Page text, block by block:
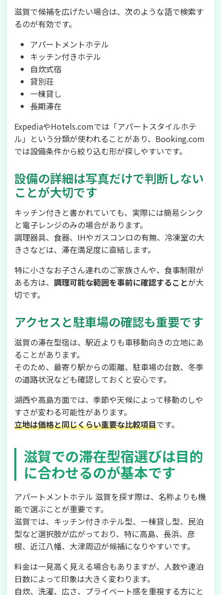
滋賀で候補を広げたい場合は、次のような語で検索す
るのが有効です。
アパートメントホテル
キッチン付きホテル
自炊式宿
貸別荘
一棟貸し
長期滞在
ExpediaやHotels.comでは「アパートスタイルホテ
ル」という分類が使われることがあり、Booking.com
では設備条件から絞り込む形が探しやすいです。
設備の詳細は写真だけで判断しない
ことが大切です
キッチン付きと書かれていても、実際には簡易シンク
と電子レンジのみの場合があります。
調理器具、食器、IHやガスコンロの有無、冷凍室の大
きさなどは、滞在満足度に直結します。
特に小さなお子さん連れのご家族さんや、食事制限が
ある方は、 調理可能な範囲を事前に確認することが大
切です。
アクセスと駐車場の確認も重要です
滋賀の滞在型宿は、駅近よりも車移動向きの立地にあ
ることがあります。
そのため、最寄り駅からの距離、駐車場の台数、冬季
の道路状況なども確認しておくと安心です。
湖西や高島方面では、季節や天候によって移動のしや
すさが変わる可能性があります。
立地は価格と同じくらい重要な比較項目です。
滋賀での滞在型宿選びは目的
に合わせるのが基本です
アパートメントホテル 滋賀を探す際は、名称よりも機
能で選ぶことが重要です。
滋賀では、キッチン付きホテル型、一棟貸し型、民泊
型など選択肢が広がっており、特に高島、長浜、彦
根、近江八幡、大津周辺が候補になりやすいです。
料金は一見高く見える場合もありますが、人数や連泊
日数によって印象は大きく変わります。
自炊、洗濯、広さ、プライベート感を重視する方にと